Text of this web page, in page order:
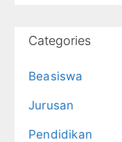
Categories
Beasiswa
Jurusan
Pendidikan